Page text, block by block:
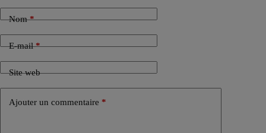
Nom*
E-mail*
Site web
Ajouter un commentaire *